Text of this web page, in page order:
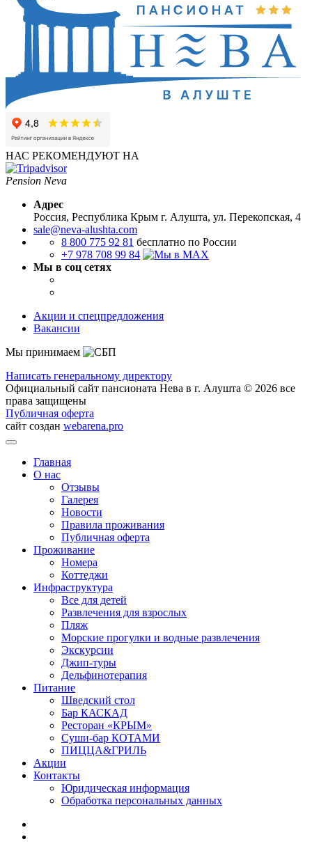
НАС РЕКОМЕНДУЮТ НА
Pension Neva
Адрес
Россия, Республика Крым г. Алушта, ул. Перекопская, 4
sale@neva-alushta.com
8 800 775 92 81 бесплатно по России
+7 978 708 99 84
Мы в соц сетях
Акции и спецпредложения
Вакансии
Мы принимаем
Написать генеральному директору
Официальный сайт пансионата Нева в г. Алушта © 2026 все
права защищены
Публичная оферта
сайт создан webarena.pro
Главная
О нас
Отзывы
Галерея
Новости
Правила проживания
Публичная оферта
Проживание
Номера
Коттеджи
Инфраструктура
Все для детей
Развлечения для взрослых
Пляж
Морские прогулки и водные развлечения
Экскурсии
Джип-туры
Дельфинотерапия
Питание
Шведский стол
Бар КАСКАД
Ресторан «КРЫМ»
Суши-бар КОТАМИ
ПИЦЦА&ГРИЛЬ
Акции
Контакты
Юридическая информация
Обработка персональных данных